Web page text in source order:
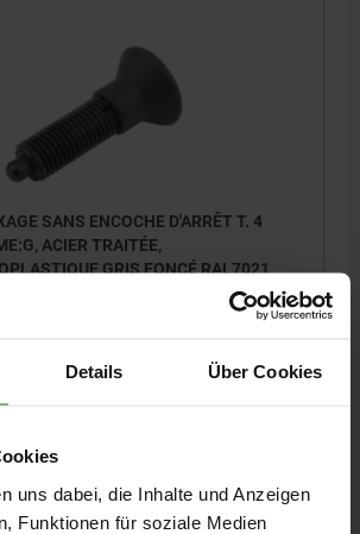
Details Über Cookies
uns dabei, die Inhalte und Anzeigen
Funktionen für soziale Medien
SANS ENCOCHE D'ARRÊT T. 4
ACIER TRAITÉE,
GRIS FONCÉ RAL7021
MATÉRIAU DU CORPS DE BASE=ACIER
DE BASE=TRAITÉE
L1=40 L2=24
30°=2,8
FINALE F2 ENV. N=34
1410